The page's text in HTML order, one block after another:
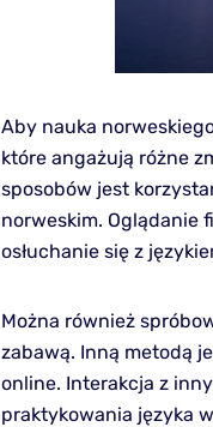
Aby nauka
które angażują różne
sposobów jest
norweskim. Oglądanie
osłuchanie się z
Można również
zabawą. Inną metodą
online. Interakcja z
praktykowania języka